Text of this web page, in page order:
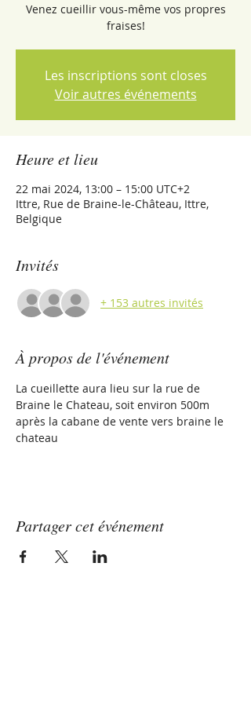
Venez cueillir vous-même vos propres
Les inscriptions sont closes
Voir autres événements
Heure et lieu
22 mai 2024, 13:00 – 15:00 UTC+2
Ittre, Rue de Braine-le-Château, Ittre,
Belgique
Invités
+ 153 autres invités
À propos de l'événement
La cueillette aura lieu sur la rue de
Braine le Chateau, soit environ 500m
après la cabane de vente vers braine le
chateau
Partager cet événement